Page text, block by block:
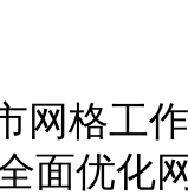
网格工
面优化